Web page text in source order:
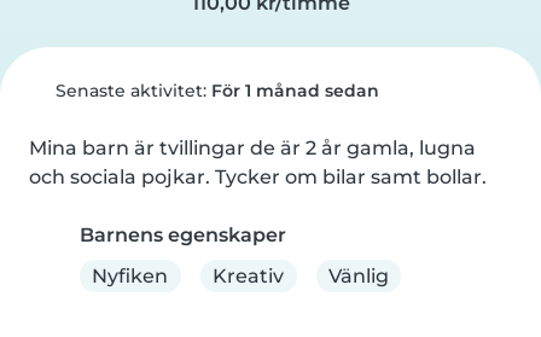
Senaste aktivitet: För 1 månad sedan
Mina barn är tvillingar de är 2 år gamla, lugna
och sociala pojkar. Tycker om bilar samt bollar.
Barnens egenskaper
Nyfiken
Kreativ Vänlig